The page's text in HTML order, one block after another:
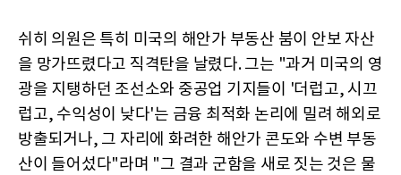
쉬히 의원은 특히 미국의 해안가 부동산 붐이 안보 자산
을 망가뜨렸다고 직격탄을 날렸다. 그는 "과거 미국의 영
광을 지탱하던 조선소와 중공업 기지들이 '더럽고, 시끄
럽고, 수익성이 낮다'는 금융 최적화 논리에 밀려 해외로
방출되거나, 그 자리에 화려한 해안가 콘도와 수변 부동
산이 들어섰다"라며 "그 결과 군함을 새로 짓는 것은 물